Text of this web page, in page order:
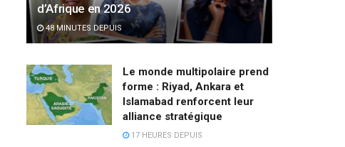
d’Afrique en 2026
48 MINUTES DEPUIS
Le monde multipolaire prend
forme : Riyad, Ankara et
Islamabad renforcent leur
alliance stratégique
17 HEURES DEPUIS